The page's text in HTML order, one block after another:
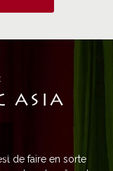
ASIA
de faire en sorte